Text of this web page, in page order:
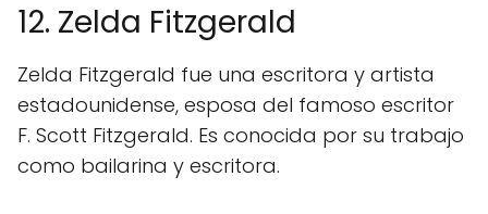
12. Zelda Fitzgerald
Zelda Fitzgerald fue una escritora y artista
estadounidense, esposa del famoso escritor
F. Scott Fitzgerald. Es conocida por su trabajo
como bailarina y escritora.